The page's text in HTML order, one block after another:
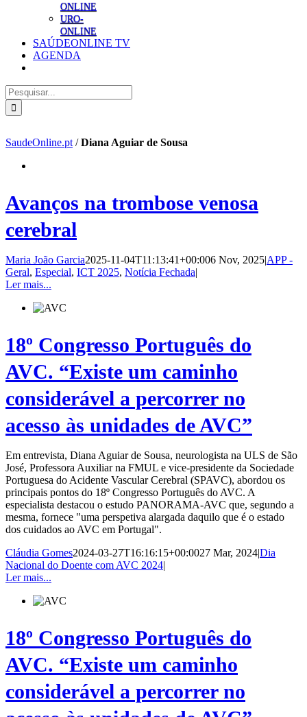
ONLINE
URO-
ONLINE
SAÚDEONLINE TV
AGENDA
Pesquisar
SaudeOnline.pt /Diana Aguiar de Sousa
Avanços na trombose venosa
cerebral
Maria João Garcia2025-11-04T11:13:41+00:006 Nov, 2025|APP -
Geral, Especial, ICT 2025, Notícia Fechada|
Ler mais...
18º Congresso Português do
AVC. “Existe um caminho
considerável a percorrer no
acesso às unidades de AVC”
Em entrevista, Diana Aguiar de Sousa, neurologista na ULS de São
José, Professora Auxiliar na FMUL e vice-presidente da Sociedade
Portuguesa do Acidente Vascular Cerebral (SPAVC), abordou os
principais pontos do 18º Congresso Português do AVC. A
especialista destacou o estudo PANORAMA-AVC que, segundo a
mesma, fornece "uma perspetiva alargada daquilo que é o estado
dos cuidados ao AVC em Portugal".
Cláudia Gomes2024-03-27T16:16:15+00:0027 Mar, 2024|Dia
Nacional do Doente com AVC 2024|
Ler mais...
18º Congresso Português do
AVC. “Existe um caminho
considerável a percorrer no